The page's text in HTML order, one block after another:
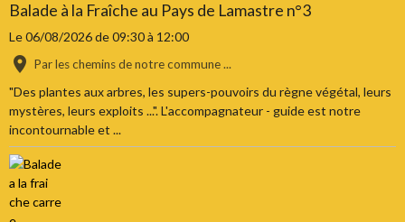
Balade à la Fraîche au Pays de Lamastre n°3
Le 06/08/2026de 09:30à 12:00
Par les chemins de notre commune ...
"Des plantes aux arbres, les supers-pouvoirs du règne végétal, leurs
mystères, leurs exploits ...". L'accompagnateur - guide est notre
incontournable et ...